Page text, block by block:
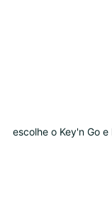
escolhe o Key'n Go